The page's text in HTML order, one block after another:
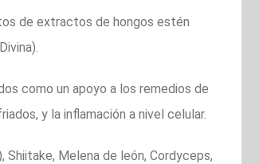
de extractos de hongos estén
como un apoyo a los remedios de
y la inflamación a nivel celular.
Shiitake, Melena de león, Cordyceps,